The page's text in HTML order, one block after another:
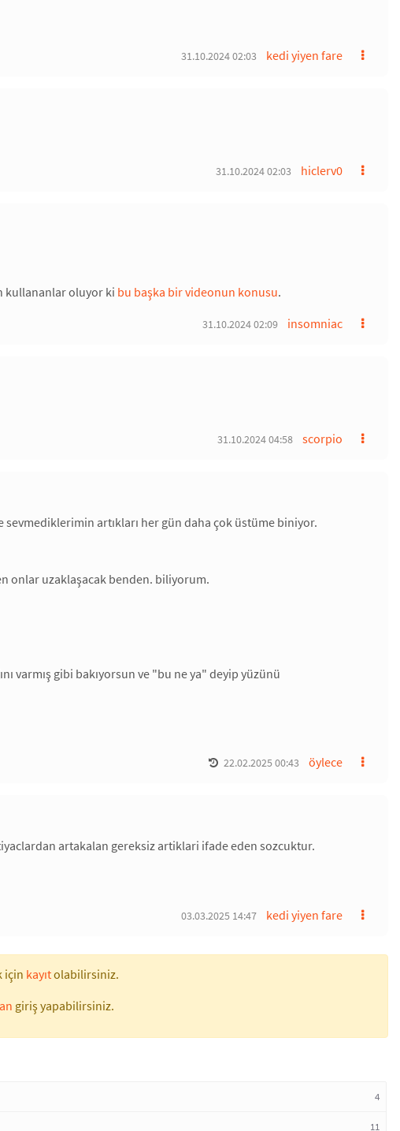
kedi yiyen fare
31.10.2024 02:03
hiclerv0
31.10.2024 02:03
kullananlar oluyor ki bu başka bir videonun konusu.
insomniac
31.10.2024 02:09
scorpio
31.10.2024 04:58
artıkları her gün daha çok üstüme biniyor.
onlar uzaklaşacak benden. biliyorum.
varmış gibi bakıyorsun ve "bu ne ya" deyip yüzünü
öylece
22.02.2025 00:43
artakalan gereksiz artiklari ifade eden sozcuktur.
kedi yiyen fare
03.03.2025 14:47
için kayıtolabilirsiniz.
giriş yapabilirsiniz.
4
11